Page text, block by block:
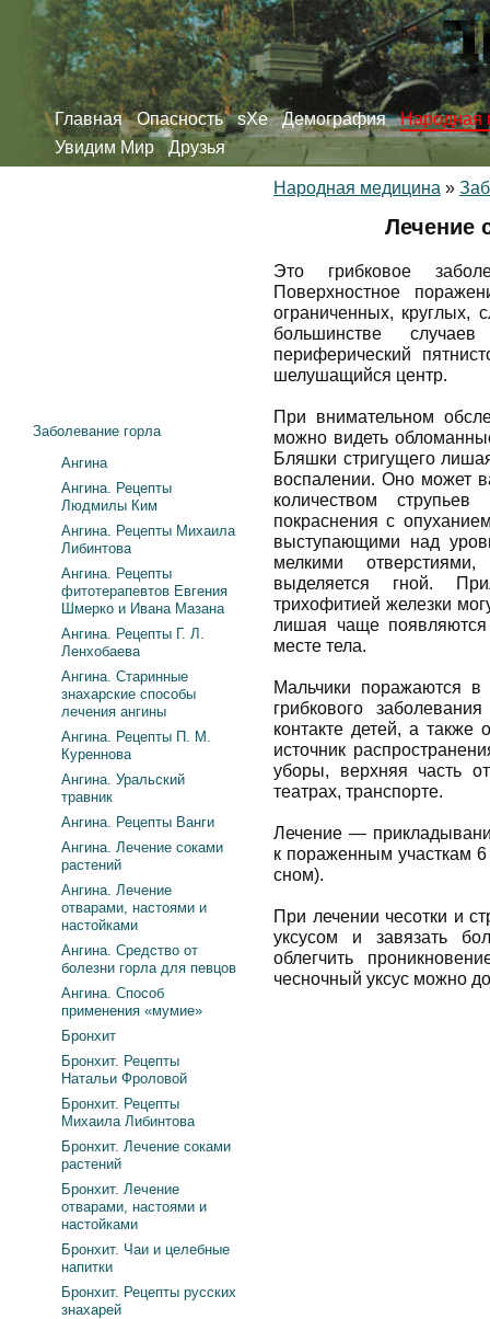
Главная Опасность sXe Демография
Народная
Увидим Мир
Друзья
Народная медицина »
Лечение
Это грибковое
Поверхностное
ограниченных, круглых,
большинстве
периферический
шелушащийся центр.
При внимательном
можно видеть
Бляшки стригущего
воспалении. Оно может
количеством
покраснения с
выступающими над
мелкими
выделяется гной.
трихофитией железки
лишая чаще
месте тела.
Мальчики поражаются
грибкового
контакте детей, а также
источник
уборы, верхняя часть
театрах, транспорте.
Лечение —
к пораженным участкам
сном).
При лечении чесотки и
уксусом и завязать
облегчить
чесночный уксус можно
Заболевание горла
Ангина
Ангина. Рецепты
Людмилы Ким
Ангина. Рецепты Михаила
Либинтова
Ангина. Рецепты
фитотерапевтов Евгения
Шмерко и Ивана Мазана
Ангина. Рецепты Г. Л.
Ленхобаева
Ангина. Старинные
знахарские способы
лечения ангины
Ангина. Рецепты П. М.
Куреннова
Ангина. Уральский
травник
Ангина. Рецепты Ванги
Ангина. Лечение соками
растений
Ангина. Лечение
отварами, настоями и
настойками
Ангина. Средство от
болезни горла для певцов
Ангина. Способ
применения «мумие»
Бронхит
Бронхит. Рецепты
Натальи Фроловой
Бронхит. Рецепты
Михаила Либинтова
Бронхит. Лечение соками
растений
Бронхит. Лечение
отварами, настоями и
настойками
Бронхит. Чаи и целебные
напитки
Бронхит. Рецепты русских
знахарей